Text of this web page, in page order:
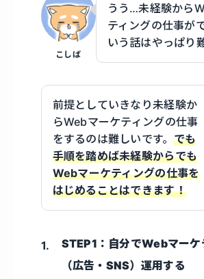
こしば
うう…未経験から
ティングの仕事が
いう話はやっぱり
前提としていきなり未経験か
らWebマーケティングの仕事
をするのは難しいです。 でも
手順を踏めば未経験からでも
Webマーケティングの仕事を
はじめることはできます！
STEP1：自分でWebマーケ
（広告・SNS）運用する